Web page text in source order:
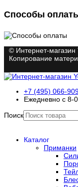
Способы
© Интернет-
Копирование
+7 (495) 066-
Ежедневно с 8-
Поиск
Каталог
Приманки